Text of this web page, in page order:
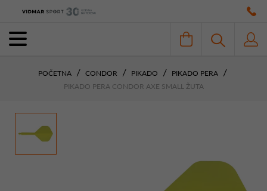
POČETNA CONDOR PIKADO
PIKADO PERA
PIKADO PERA CONDOR AXE SMALL ŽUTA